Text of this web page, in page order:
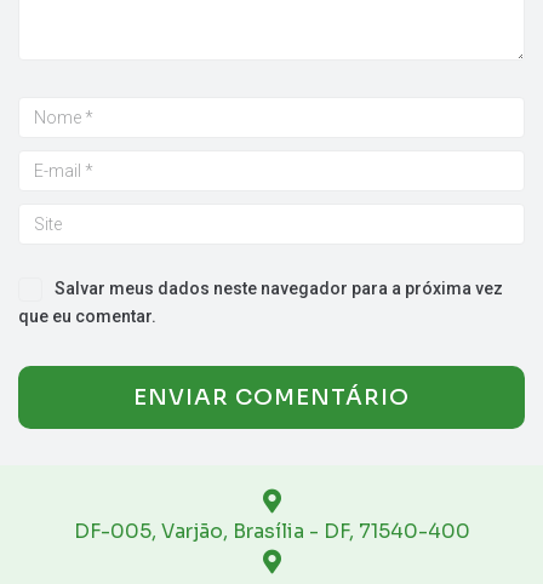
Salvar meus dados neste navegador para a próxima vez
que eu comentar.
DF-005, Varjão, Brasília - DF, 71540-400